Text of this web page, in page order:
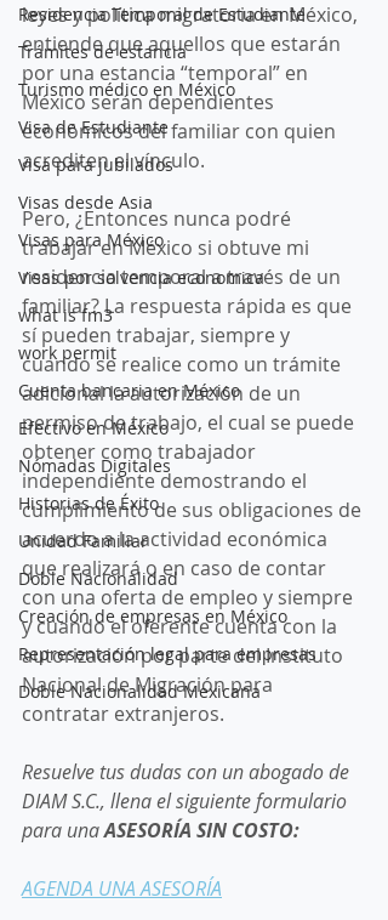
Residencia Temporal de Estudiante
Trámites de estancia
Turismo médico en México
Visa de Estudiante
Visa para jubilados
Visas desde Asia
Visas para México
Visas por solvencia economica
what is fm3
work permit
Cuenta bancaria en México
Efectivo en México
Nómadas Digitales
Historias de Éxito
Unidad Familiar
Doble Nacionalidad
Creación de empresas en México
Representación legal para empresas
Doble Nacionalidad Mexicana
leyes y política migratoria en México,
entiende que aquellos que estarán
por una estancia “temporal” en
México serán dependientes
económicos del familiar con quien
acrediten el vínculo.
Pero, ¿Entonces nunca podré
trabajar en México si obtuve mi
residencia temporal a través de un
familiar? La respuesta rápida es que
sí pueden trabajar, siempre y
cuando se realice como un trámite
adicional la autorización de un
permiso de trabajo, el cual se puede
obtener como trabajador
independiente demostrando el
cumplimiento de sus obligaciones de
acuerdo a la actividad económica
que realizará o en caso de contar
con una oferta de empleo y siempre
y cuando el oferente cuenta con la
autorización por parte del Instituto
Nacional de Migración para
contratar extranjeros.
Resuelve tus dudas con un abogado de
DIAM S.C., llena el siguiente formulario
para una ASESORÍA SIN COSTO:
AGENDA UNA ASESORÍA